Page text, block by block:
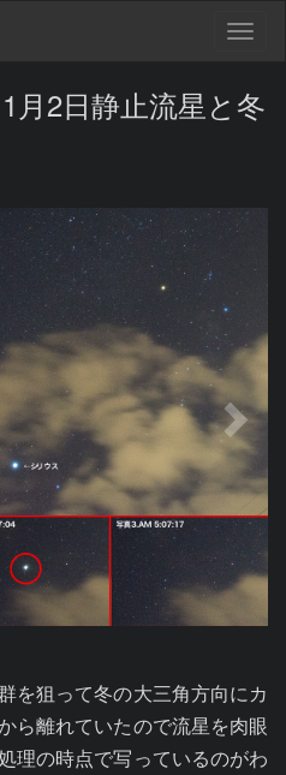
月2日静止流星と冬
を狙って冬の大三角方向にカ
ら離れていたので流星を肉眼
理の時点で写っているのがわ